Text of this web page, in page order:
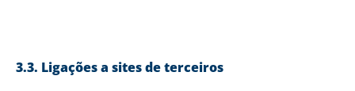
3.3. Ligações a sites de terceiros